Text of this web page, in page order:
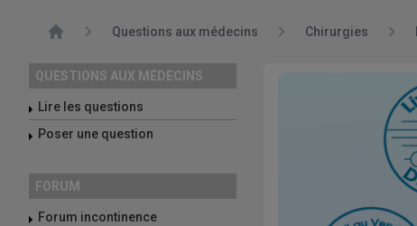
Accueil Questions aux médecins Chirurgies
QUESTIONS AUX MÉDECINS
Lire les questions
Poser une question
FORUM
Forum incontinence